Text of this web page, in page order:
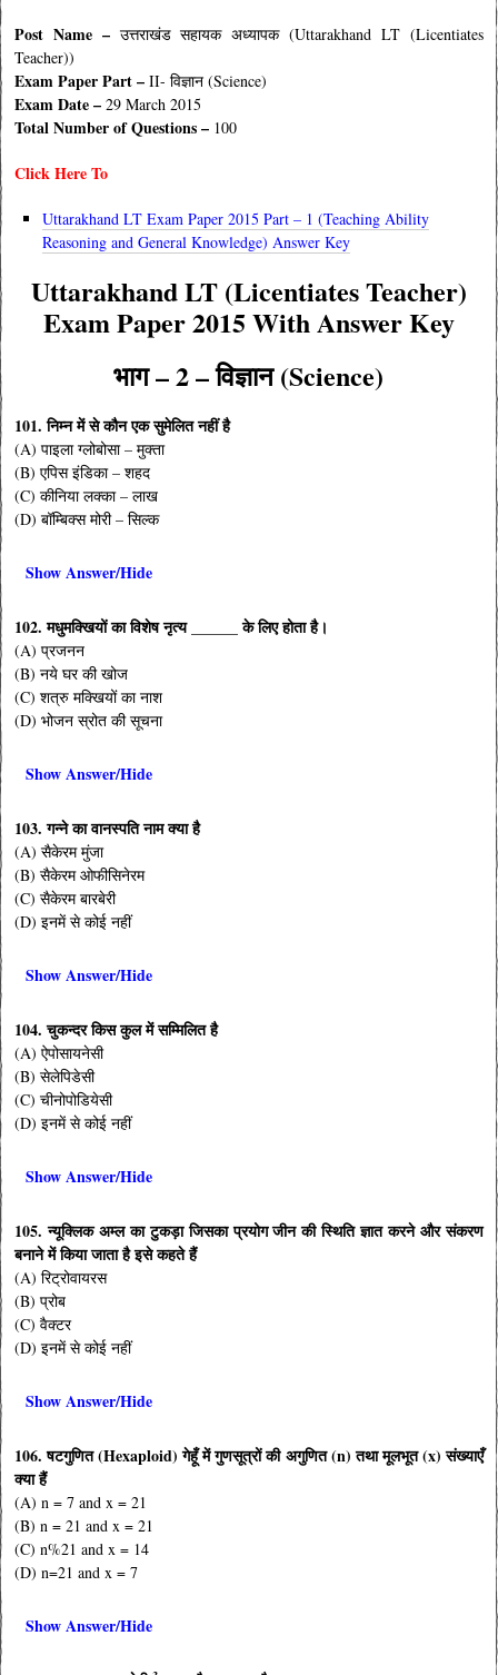
Post Name –उत्तराखंड सहायक अध्यापक (Uttarakhand LT (Licentiates
Teacher))
Exam Paper Part – II- विज्ञान (Science)
Exam Date – 29 March 2015
Total Number of Questions – 100
Click Here To
Uttarakhand LT Exam Paper 2015 Part – 1 (Teaching Ability
Reasoning and General Knowledge) Answer Key
Uttarakhand LT (Licentiates Teacher)
Exam Paper 2015 With Answer Key
भाग – 2 – विज्ञान (Science)
101. निम्न में से कौन एक सुमेलित नहीं है
(A) पाइला ग्लोबोसा – मुक्ता
(B) एपिस इंडिका – शहद
(C) कीनिया लक्का – लाख
(D) बॉम्बिक्स मोरी – सिल्क
Show Answer/Hide
102. मधुमक्खियों का विशेष नृत्य ______ के लिए होता है।
(A) प्रजनन
(B) नये घर की खोज
(C) शत्रु मक्खियों का नाश
(D) भोजन स्रोत की सूचना
Show Answer/Hide
103. गन्ने का वानस्पति नाम क्या है
(A) सैकेरम मुंजा
(B) सैकेरम ओफीसिनेरम
(C) सैकेरम बारबेरी
(D) इनमें से कोई नहीं
Show Answer/Hide
104. चुकन्दर किस कुल में सम्मिलित है
(A) ऐपोसायनेसी
(B) सेलेपिडेसी
(C) चीनोपोडियेसी
(D) इनमें से कोई नहीं
Show Answer/Hide
105. न्यूक्लिक अम्ल का टुकड़ा जिसका प्रयोग जीन की स्थिति ज्ञात करने और संकरण
बनाने में किया जाता है इसे कहते हैं
(A) रिट्रोवायरस
(B) प्रोब
(C) वैक्टर
(D) इनमें से कोई नहीं
Show Answer/Hide
106. षटगुणित (Hexaploid) गेहूँ में गुणसूत्रों की अगुणित (n) तथा मूलभूत (x) संख्याएँ
क्या हैं
(A) n = 7 and x = 21
(B) n = 21 and x = 21
(C) n%21 and x = 14
(D) n=21 and x = 7
Show Answer/Hide